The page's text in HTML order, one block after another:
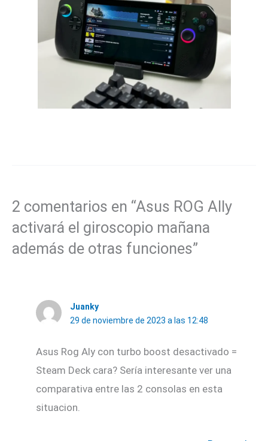
2 comentarios en “Asus ROG Ally
activará el giroscopio mañana
además de otras funciones”
Juanky
29 de noviembre de 2023 a las 12:48
Asus Rog Aly con turbo boost desactivado =
Steam Deck cara? Sería interesante ver una
comparativa entre las 2 consolas en esta
situacion.